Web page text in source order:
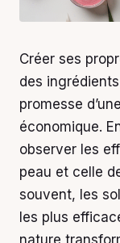
Créer ses
des
promesse
économique.
observer les
peau et celle
souvent, les
les plus